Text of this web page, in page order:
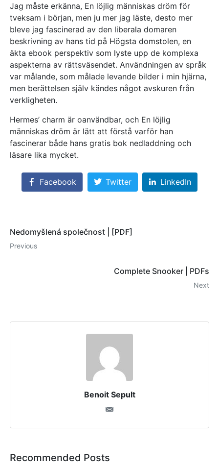
Jag måste erkänna, En löjlig människas dröm för
tveksam i början, men ju mer jag läste, desto mer
bleve jag fascinerad av den liberala domaren
beskrivning av hans tid på Högsta domstolen, en
äkta ebook perspektiv som lyste upp de komplexa
aspekterna av rättsväsendet. Användningen av språk
var målande, som målade levande bilder i min hjärna,
men berättelsen själv kändes något avskuren från
verkligheten.
Hermes’ charm är oanvändbar, och En löjlig
människas dröm är lätt att förstå varför han
fascinerar både hans gratis bok nedladdning och
läsare lika mycket.
Facebook Twitter LinkedIn
Nedomyšlená společnost | [PDF]
Previous
Complete Snooker | PDFs
Next
Benoit Sepult
Recommended Posts